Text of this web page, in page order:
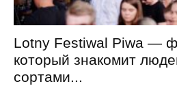
Lotny Festiwal Piwa —
который знакомит
сортами...